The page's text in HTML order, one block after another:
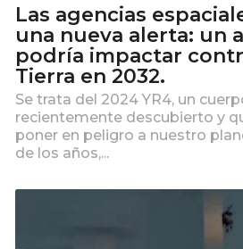
Las agencias
una nueva alerta: un
podría impactar
Tierra en 2032.
Se trata del 2024 YR4, un
recientemente descubierto y
poner en peligro a nuestro
de los años,...